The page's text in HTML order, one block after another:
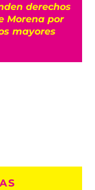
derechos
Morena por
mayores